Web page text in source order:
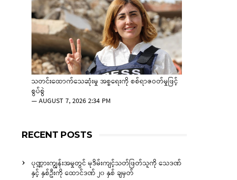
သတင်းထောက်သေဆုံးမှု အစ္စရေးကို စစ်ရာဇဝတ်မှုဖြင့်
စွပ်စွဲ
—AUGUST 7, 2026 2:34 PM
RECENT POSTS
ပုဏ္ဏားကျွန်းအမှုတွင် မုဒိမ်းကျင့်သတ်ဖြတ်သူကို သေဒဏ်
နှင့် နှစ်ဦးကို ထောင်ဒဏ် ၂၀ နှစ် ချမှတ်